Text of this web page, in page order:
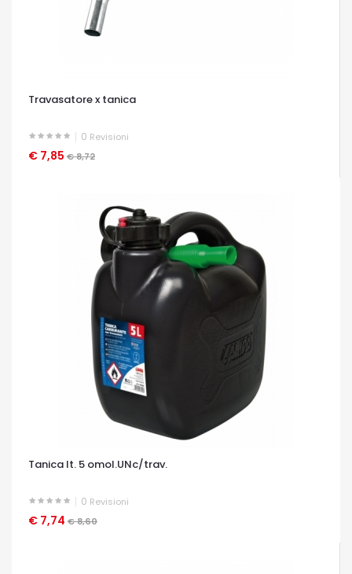
Travasatore x tanica
0 Revisioni
€ 7,85 € 8,72
OCCHIATA VELOCE
Tanica lt. 5 omol.UNc/trav.
0 Revisioni
€ 7,74 € 8,60
OCCHIATA VELOCE